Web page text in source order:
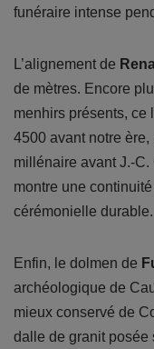
funéraire intense
L’alignement de
de mètres. Encore
menhirs présents, ce
4500 avant notre
millénaire avant J.-
montre une
cérémonielle durable.
Enfin, le dolmen de
archéologique de
mieux conservé de
dalle de granit posée